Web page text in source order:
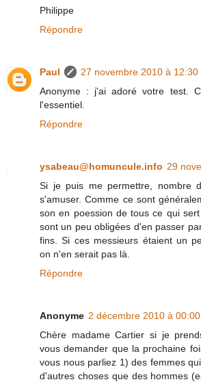
Philippe
Répondre
Paul
27 novembre 2010 à 12:30
Anonyme : j'ai adoré votre test.
l'essentiel.
Répondre
ysabeau@homuncule.info 29
Si je puis me permettre, nombre
s'amuser. Comme ce sont
son en poession de tous ce qui
sont un peu obligées d'en passer
fins. Si ces messieurs étaient un
on n'en serait pas là.
Répondre
Anonyme 2 décembre 2010 à 00:00
Chère madame Cartier si je
vous demander que la prochaine
vous nous parliez 1) des femmes
d'autres choses que des hommes